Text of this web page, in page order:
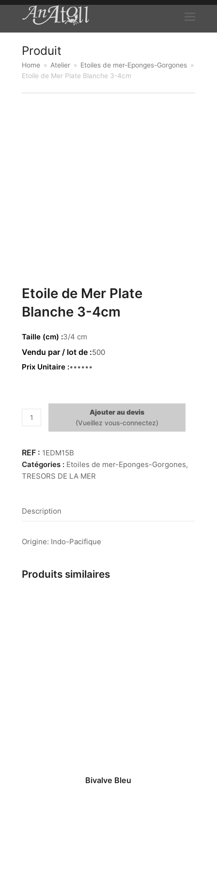
Produit
Home » Atelier » Etoiles de mer-Eponges-Gorgones »
Etoile de Mer Plate Blanche 3-4cm
Etoile de Mer Plate
Blanche 3-4cm
Taille (cm) 3/4 cm
500
Prix Unitaire 0.15 €
quantité
de
de
Mer
Plate
4cm
Ajouter au devis
1EDM15B
Catégories : Etoiles de mer-Eponges-Gorgones,
TRESORS DE LA MER
Description
Origine: Indo-Pacifique
Produits similaires
Bivalve Bleu